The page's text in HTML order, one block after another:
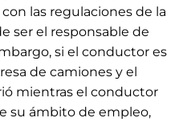
las regulaciones de la
ser el responsable de
si el conductor es
de camiones y el
mientras el conductor
su ámbito de empleo,